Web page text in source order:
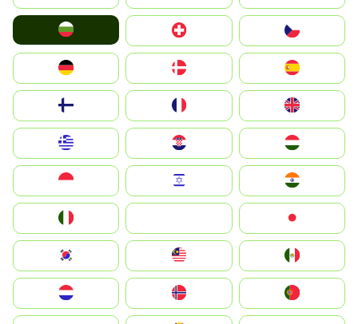
Switzerland
Deutschland
United Kingdom
Magyarország
South Korea